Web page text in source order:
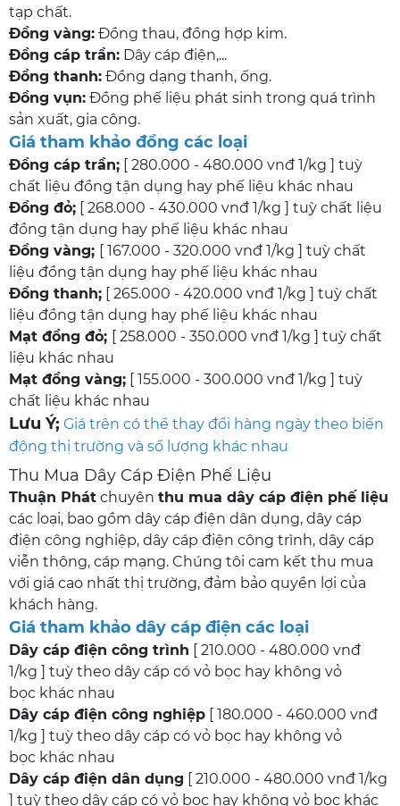
tạp chất.
Đồng vàng: Đồng thau, đồng hợp kim.
Đồng cáp trần: Dây cáp điện,...
Đồng thanh: Đồng dạng thanh, ống.
Đồng vụn: Đồng phế liệu phát sinh trong quá trình
sản xuất, gia công.
Giá tham khảo đồng các loại
Đồng cáp trần; [ 280.000 - 480.000 vnđ 1/kg ] tuỳ
chất liệu đồng tận dụng hay phế liệu khác nhau
Đồng đỏ; [ 268.000 - 430.000 vnđ 1/kg ] tuỳ chất liệu
đồng tận dụng hay phế liệu khác nhau
Đồng vàng; [ 167.000 - 320.000 vnđ 1/kg ] tuỳ chất
liệu đồng tận dụng hay phế liệu khác nhau
Đồng thanh; [ 265.000 - 420.000 vnđ 1/kg ] tuỳ chất
liệu đồng tận dụng hay phế liệu khác nhau
Mạt đồng đỏ; [ 258.000 - 350.000 vnđ 1/kg ] tuỳ chất
liệu khác nhau
Mạt đồng vàng; [ 155.000 - 300.000 vnđ 1/kg ] tuỳ
chất liệu khác nhau
Lưu Ý; Giá trên có thể thay đổi hàng ngày theo biến
động thị trường và số lượng khác nhau
Thu Mua Dây Cáp Điện Phế Liệu
Thuận Phát chuyên thu mua dây cáp điện phế liệu
các loại, bao gồm dây cáp điện dân dụng, dây cáp
điện công nghiệp, dây cáp điện công trình, dây cáp
viễn thông, cáp mạng. Chúng tôi cam kết thu mua
với giá cao nhất thị trường, đảm bảo quyền lợi của
khách hàng.
Giá tham khảo dây cáp điện các loại
Dây cáp điện công trình [ 210.000 - 480.000 vnđ
1/kg ] tuỳ theo dây cáp có vỏ bọc hay không vỏ
bọc khác nhau
Dây cáp điện công nghiệp [ 180.000 - 460.000 vnđ
1/kg ] tuỳ theo dây cáp có vỏ bọc hay không vỏ
bọc khác nhau
Dây cáp điện dân dụng [ 210.000 - 480.000 vnđ 1/kg
] tuỳ theo dây cáp có vỏ bọc hay không vỏ bọc khác